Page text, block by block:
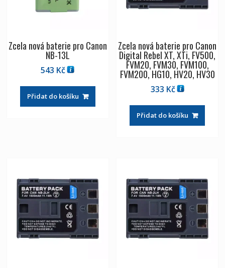
Zcela nová baterie pro Canon
NB-13L
543 Kč
Přidat do košíku
Zcela nová baterie pro Canon
Digital Rebel XT, XTi, FV500,
FVM20, FVM30, FVM100,
FVM200, HG10, HV20, HV30
333 Kč
Přidat do košíku